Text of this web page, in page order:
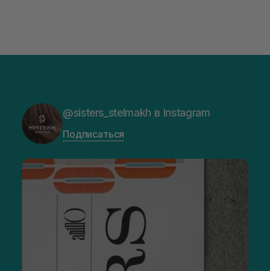
@sisters_stelmakh в Instagram
Подписаться